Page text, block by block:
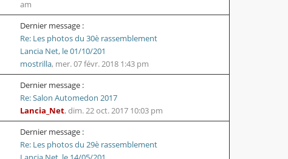
am
Dernier message :
Re: Les photos du 30è rassemblement
Lancia Net, le 01/10/201
mostrilla, mer. 07 févr. 2018 1:43 pm
Dernier message :
Re: Salon Automedon 2017
Lancia_Net, dim. 22 oct. 2017 10:03 pm
Dernier message :
Re: Les photos du 29è rassemblement